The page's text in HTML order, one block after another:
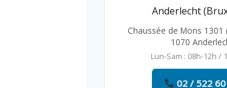
Anderlecht
Chaussée de Mons 1301
1070
Lun-Sam : 08h-12h /
02 / 522